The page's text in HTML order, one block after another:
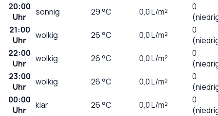
20:00
Uhr
sonnig 29°C 0,0L/m²
0
21:00
Uhr
wolkig 26°C 0,0L/m²
0
22:00
Uhr
wolkig 26°C 0,0L/m²
0
23:00
Uhr
wolkig 26°C 0,0L/m²
0
00:00
Uhr
klar 26°C 0,0L/m²
0